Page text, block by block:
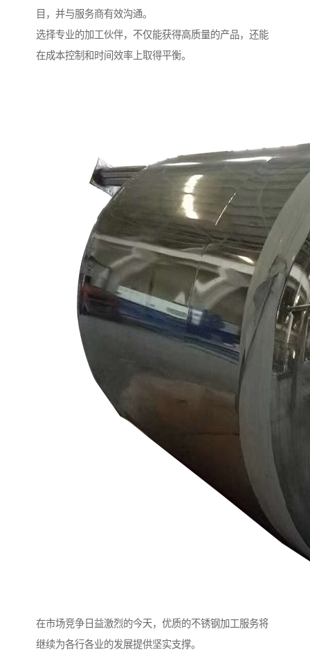
目，并与服务商有效沟通。
选择专业的加工伙伴，不仅能获得高质量的产品，还能
在成本控制和时间效率上取得平衡。
在市场竞争日益激烈的今天，优质的不锈钢加工服务将
继续为各行各业的发展提供坚实支撑。